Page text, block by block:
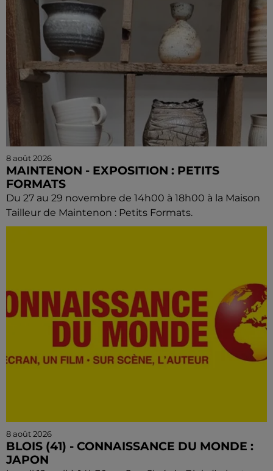
8 août 2026
MAINTENON - EXPOSITION : PETITS
FORMATS
Du 27 au 29 novembre de 14h00 à 18h00 à la Maison
Tailleur de Maintenon : Petits Formats.
8 août 2026
BLOIS (41) - CONNAISSANCE DU MONDE :
JAPON